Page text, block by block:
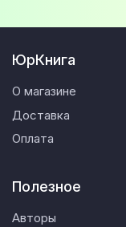
ЮрКнига
О магазине
Доставка
Оплата
Полезное
Авторы